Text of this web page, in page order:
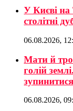
У Києві
столітні
06.08.2026,
Мати й
голій
06.08.2026,